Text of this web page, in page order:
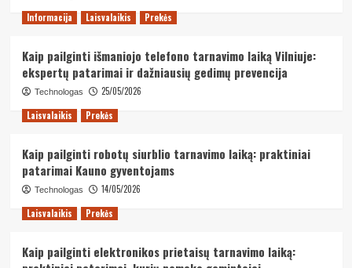
Informacija
Laisvalaikis Prekės
Kaip pailginti išmaniojo telefono tarnavimo laiką Vilniuje:
ekspertų patarimai ir dažniausių gedimų prevencija
Technologas
25/05/2026
Laisvalaikis
Prekės
Kaip pailginti robotų siurblio tarnavimo laiką: praktiniai
patarimai Kauno gyventojams
Technologas
14/05/2026
Laisvalaikis
Prekės
Kaip pailginti elektronikos prietaisų tarnavimo laiką: